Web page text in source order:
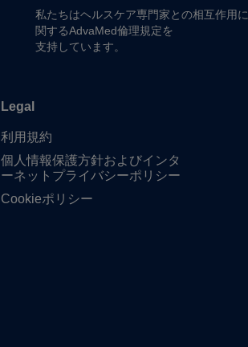
私たちは​ヘルスケア専門家との​相互作用に​
関する​AdvaMed倫理規定を​
支持しています。
Legal
利用規約
個人情報保護方針およびインタ
ーネットプライバシーポリシー
Cookieポリシー